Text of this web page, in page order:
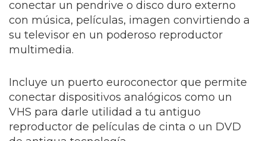
conectar un pendrive o disco duro externo
con música, películas, imagen convirtiendo a
su televisor en un poderoso reproductor
multimedia.
Incluye un puerto euroconector que permite
conectar dispositivos analógicos como un
VHS para darle utilidad a tu antiguo
reproductor de películas de cinta o un DVD